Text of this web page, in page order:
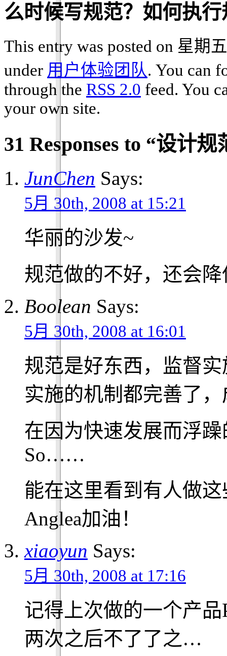
么时候写规范？如何执行
This entry was posted on 星期
under 用户体验团队. You can
through the RSS 2.0 feed. You
your own site.
31 Responses to “设计
JunChen Says:
5月 30th, 2008 at 15:21
华丽的沙发~
规范做的不好，还会
Boolean Says:
5月 30th, 2008 at 16:01
规范是好东西，监督
实施的机制都完善了
在因为快速发展而浮
So……
能在这里看到有人做
Anglea加油！
xiaoyun Says:
5月 30th, 2008 at 17:16
记得上次做的一个产
两次之后不了了之…